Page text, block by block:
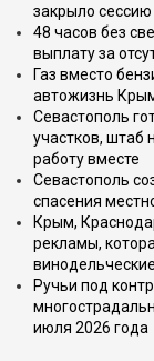
закрыло
48 часов без
выплату за
Газ вместо
автожизнь
Севастополь
участков, штаб
работу вместе
Севастополь
спасения
Крым,
рекламы,
Ручьи под
июля 2026 года